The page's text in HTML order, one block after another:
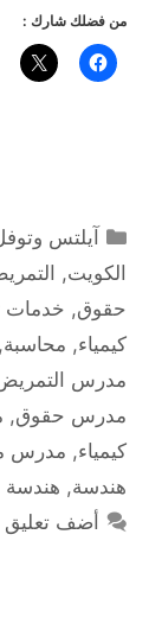
من فضلك شارك :
التصنيفات
آيلتس
الكويت,
حقوق, خدمات
كيمياء, محاسبة,
مدرس
مدرس حقوق,
كيمياء, مدرس
هندسة, هندسة
أضف تعليق